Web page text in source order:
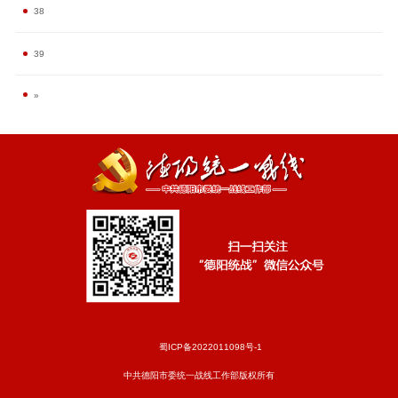
38
39
»
蜀ICP备2022011098号-1
中共德阳市委统一战线工作部版权所有